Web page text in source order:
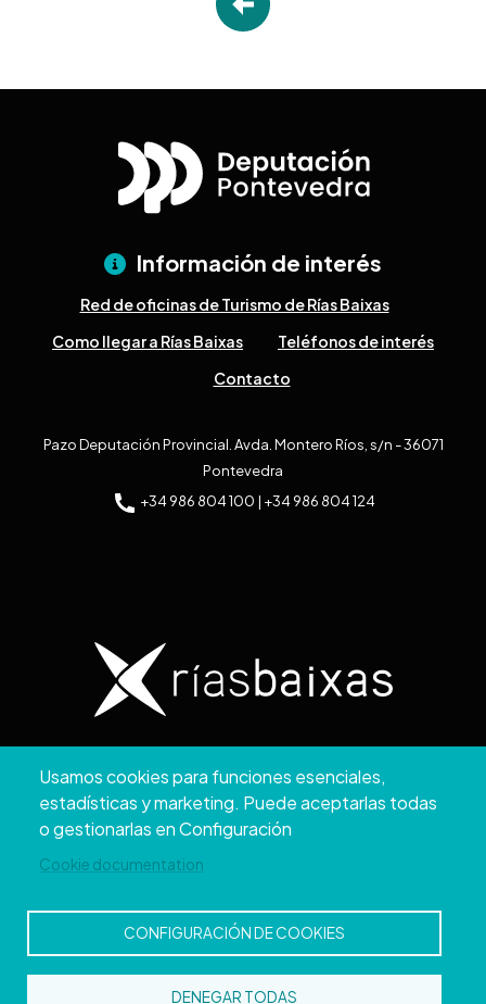
Usamos cookies para funciones esenciales,
estadísticas y marketing. Puede aceptarlas todas
o gestionarlas en Configuración
Cookie documentation
CONFIGURACIÓN DE COOKIES
DENEGAR TODAS
Información de interés
Red de oficinas de Turismo de Rías Baixas
Como llegar a Rías Baixas
Teléfonos de interés
Contacto
Pazo Deputación Provincial. Avda. Montero Ríos, s/n - 36071
Pontevedra
+34 986 804 100 | +34 986 804 124
Copyright © 2026. Diputación de Pontevedra.
Reservados todos los derechos
Aviso
Accesibilidad Protección de